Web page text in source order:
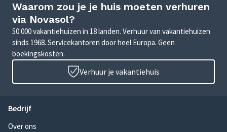
Waarom zou je je huis moeten verhuren
via Novasol?
50.000 vakantiehuizen in 18 landen. Verhuur van vakantiehuizen
sinds 1968. Servicekantoren door heel Europa. Geen
boekingskosten.
Verhuur je vakantiehuis
Bedrijf
Over ons